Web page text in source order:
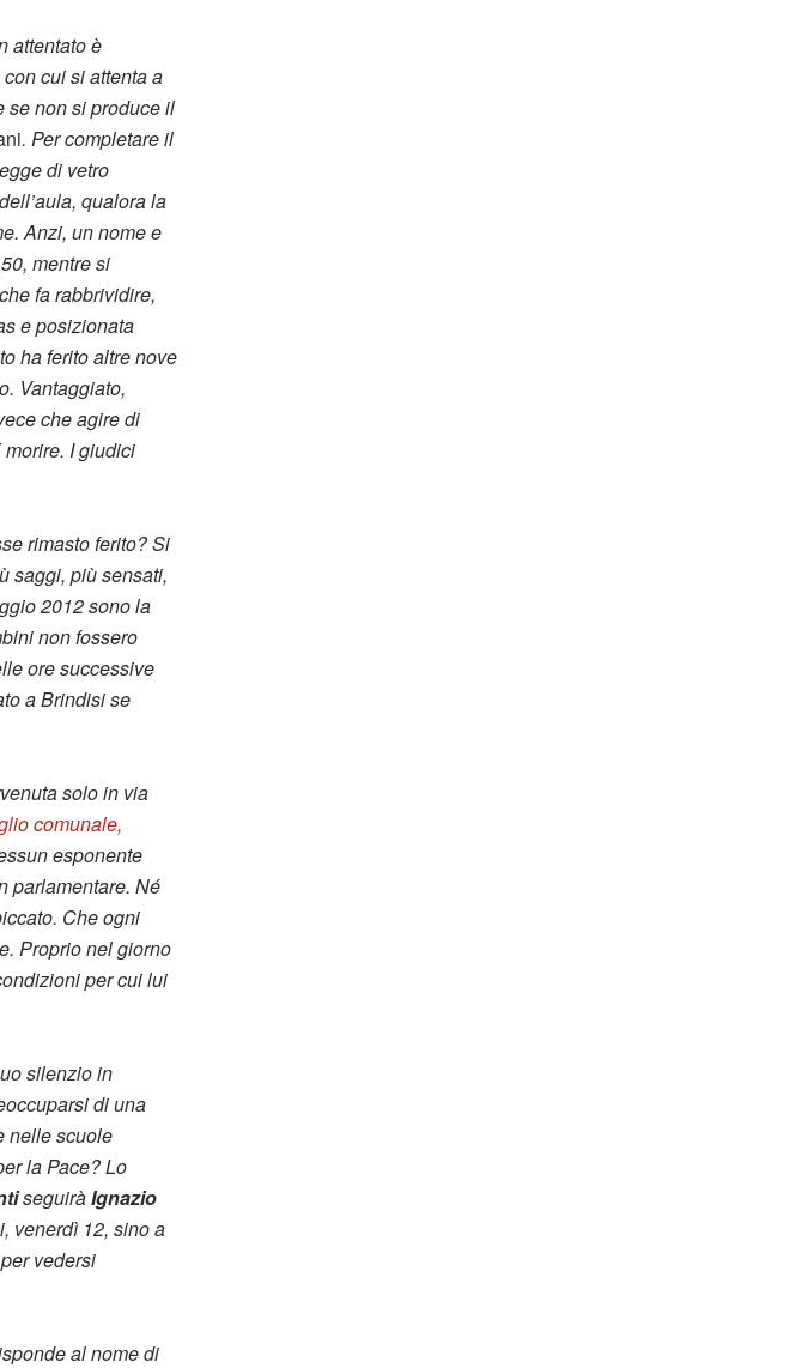
attentato è
cui si attenta a
se non si produce il
. Per completare il
di vetro
qualora la
Anzi, un nome e
mentre si
fa rabbrividire,
e posizionata
ha ferito altre nove
Vantaggiato,
che agire di
I giudici
rimasto ferito? Si
saggi, più sensati,
2012 sono la
non fossero
ore successive
a Brindisi se
solo in via
comunale,
esponente
parlamentare. Né
Che ogni
Proprio nel giorno
per cui lui
silenzio in
di una
nelle scuole
la Pace? Lo
seguiràIgnazio
venerdì 12, sino a
vedersi
al nome di